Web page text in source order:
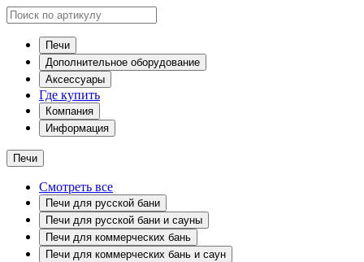
Печи
Дополнительное оборудование
Аксессуары
Где купить
Компания
Информация
Печи
Смотреть все
Печи для русской бани
Печи для русской бани и сауны
Печи для коммерческих бань
Печи для коммерческих бань и саун